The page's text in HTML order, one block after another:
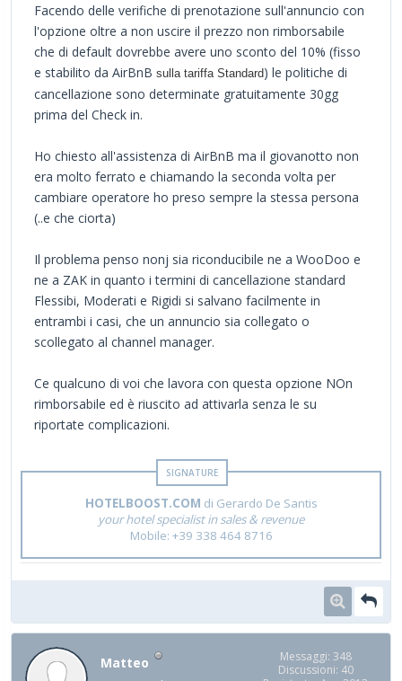
Facendo delle verifiche di prenotazione sull'annuncio con
l'opzione oltre a non uscire il prezzo non rimborsabile
che di default dovrebbe avere uno sconto del 10% (fisso
e stabilito da AirBnB sulla tariffa Standard) le politiche di
cancellazione sono determinate gratuitamente 30gg
prima del Check in.
Ho chiesto all'assistenza di AirBnB ma il giovanotto non
era molto ferrato e chiamando la seconda volta per
cambiare operatore ho preso sempre la stessa persona
(..e che ciorta)
Il problema penso nonj sia riconducibile ne a WooDoo e
ne a ZAK in quanto i termini di cancellazione standard
Flessibi, Moderati e Rigidi si salvano facilmente in
entrambi i casi, che un annuncio sia collegato o
scollegato al channel manager.
Ce qualcuno di voi che lavora con questa opzione NOn
rimborsabile ed è riuscito ad attivarla senza le su
riportate complicazioni.
HOTELBOOST.COM di Gerardo De Santis
your hotel specialist in sales & revenue
Mobile: +39 338 464 8716
Matteo
Messaggi: 348
Discussioni: 40